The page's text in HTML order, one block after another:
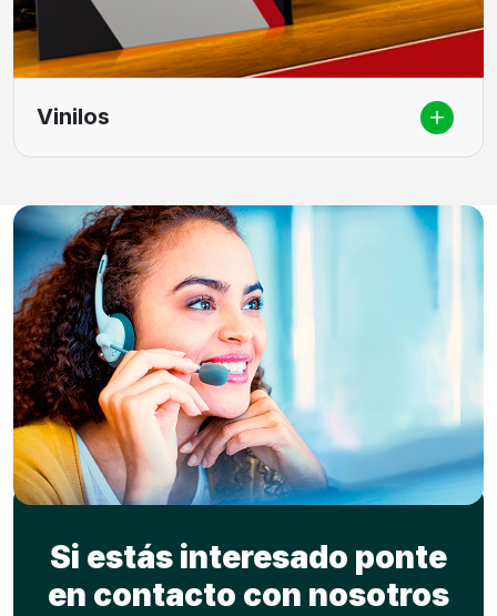
Vinilos
Si estás interesado ponte
en contacto con nosotros